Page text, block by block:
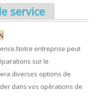
service
entreprise peut
sur le
diverses options de
dans vos opérations de